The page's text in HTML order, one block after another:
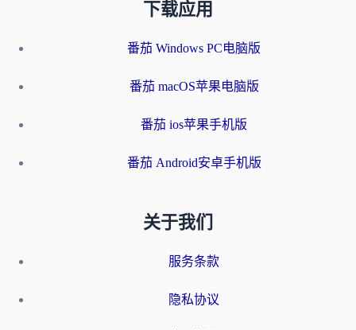
下载应用
番茄 Windows PC电脑版
番茄 macOS苹果电脑版
番茄 ios苹果手机版
番茄 Android安卓手机版
关于我们
服务条款
隐私协议